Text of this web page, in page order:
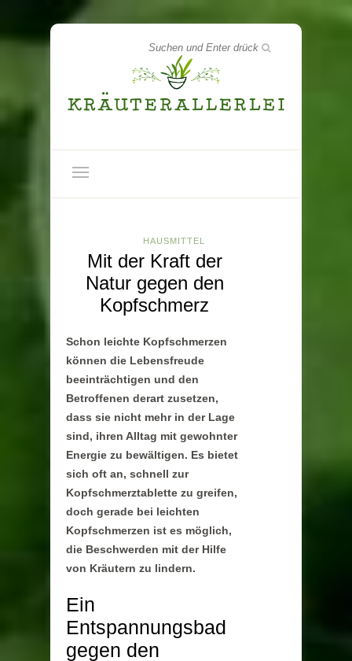
HAUSMITTEL
Mit der Kraft der
Natur gegen den
Kopfschmerz
Schon leichte Kopfschmerzen
können die Lebensfreude
beeinträchtigen und den
Betroffenen derart zusetzen,
dass sie nicht mehr in der Lage
sind, ihren Alltag mit gewohnter
Energie zu bewältigen. Es bietet
sich oft an, schnell zur
Kopfschmerztablette zu greifen,
doch gerade bei leichten
Kopfschmerzen ist es möglich,
die Beschwerden mit der Hilfe
von Kräutern zu lindern.
Ein
Entspannungsbad
gegen den